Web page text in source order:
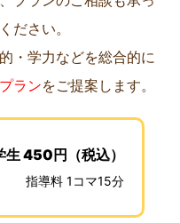
ださい。
・学力などを総合的に
ランをご提案します。
生 450円（税込）
指導料 1コマ15分